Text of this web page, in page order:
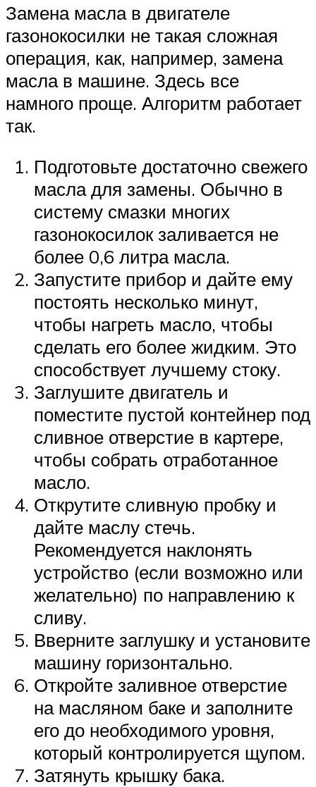
Замена масла в двигателе
газонокосилки не такая сложная
операция, как, например, замена
масла в машине. Здесь все
намного проще. Алгоритм работает
так.
Подготовьте достаточно свежего
масла для замены. Обычно в
систему смазки многих
газонокосилок заливается не
более 0,6 литра масла.
Запустите прибор и дайте ему
постоять несколько минут,
чтобы нагреть масло, чтобы
сделать его более жидким. Это
способствует лучшему стоку.
Заглушите двигатель и
поместите пустой контейнер под
сливное отверстие в картере,
чтобы собрать отработанное
масло.
Открутите сливную пробку и
дайте маслу стечь.
Рекомендуется наклонять
устройство (если возможно или
желательно) по направлению к
сливу.
Вверните заглушку и установите
машину горизонтально.
Откройте заливное отверстие
на масляном баке и заполните
его до необходимого уровня,
который контролируется щупом.
Затянуть крышку бака.